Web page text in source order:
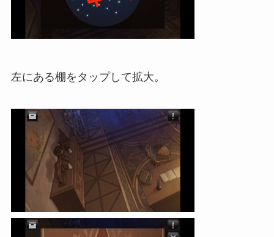
左にある棚をタップして拡大。